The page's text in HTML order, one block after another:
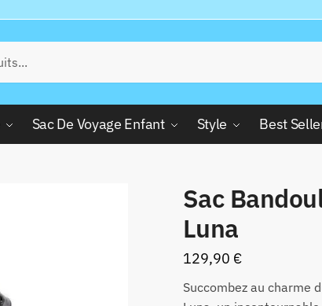
Sac De Voyage Enfant Style Best
Sac
Luna
129,90 €
Succombez au charme